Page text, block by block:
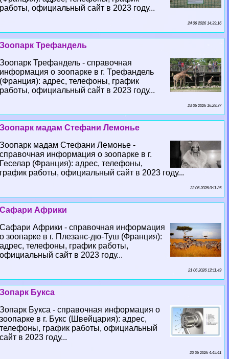
работы, официальный сайт в 2023 году...
24 06 2026 14:39:16
Зоопарк Трефандель
Зоопарк Трефандель - справочная
информация о зоопарке в г. Трефандель
(Франция): адрес, телефоны, график
работы, официальный сайт в 2023 году...
23 06 2026 16:29:37
Зоопарк мадам Стефани Лемонье
Зоопарк мадам Стефани Лемонье -
справочная информация о зоопарке в г.
Геселар (Франция): адрес, телефоны,
график работы, официальный сайт в 2023 году...
22 06 2026 0:11:35
Сафари Африки
Сафари Африки - справочная информация
о зоопарке в г. Плезанс-дю-Туш (Франция):
адрес, телефоны, график работы,
официальный сайт в 2023 году...
21 06 2026 12:11:49
Зопарк Букса
Зопарк Букса - справочная информация о
зоопарке в г. Букс (Швейцария): адрес,
телефоны, график работы, официальный
сайт в 2023 году...
20 06 2026 4:45:41